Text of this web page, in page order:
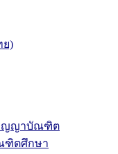
ย)
ริญญาบัณฑิต
ฑิตศึกษา